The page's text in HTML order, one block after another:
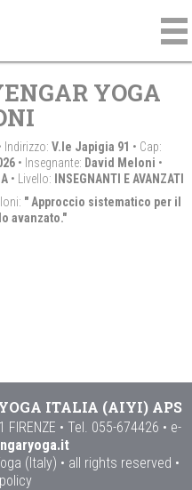
YOGA
Indirizzo: V.le Japigia 91 • Cap:
• Insegnante: David Meloni •
• Livello:
INSEGNANTI E AVANZATI
" Approccio sistematico per il
avanzato."
ITALIA (AIYI) APS
• Tel. 055-674426 • e-
(Italy) • all rights reserved •